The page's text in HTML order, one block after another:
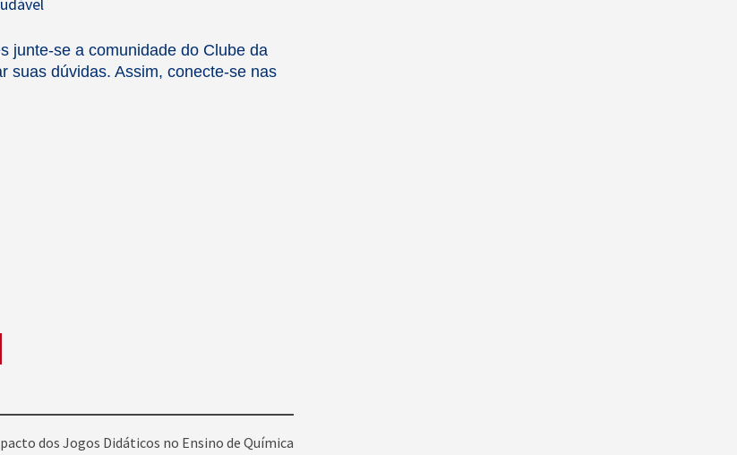
junte-se a comunidade do Clube da
suas dúvidas. Assim, conecte-se nas
dos Jogos Didáticos no Ensino de Química